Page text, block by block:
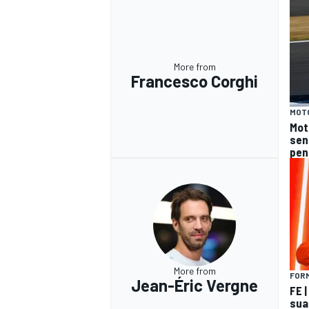
More from
Francesco Corghi
More from
Jean-Éric Vergne
FE